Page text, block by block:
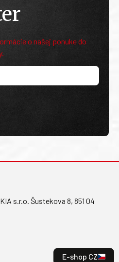
o našej ponuke do
s.r.o. Šustekova 8, 851 04
E-shop CZ